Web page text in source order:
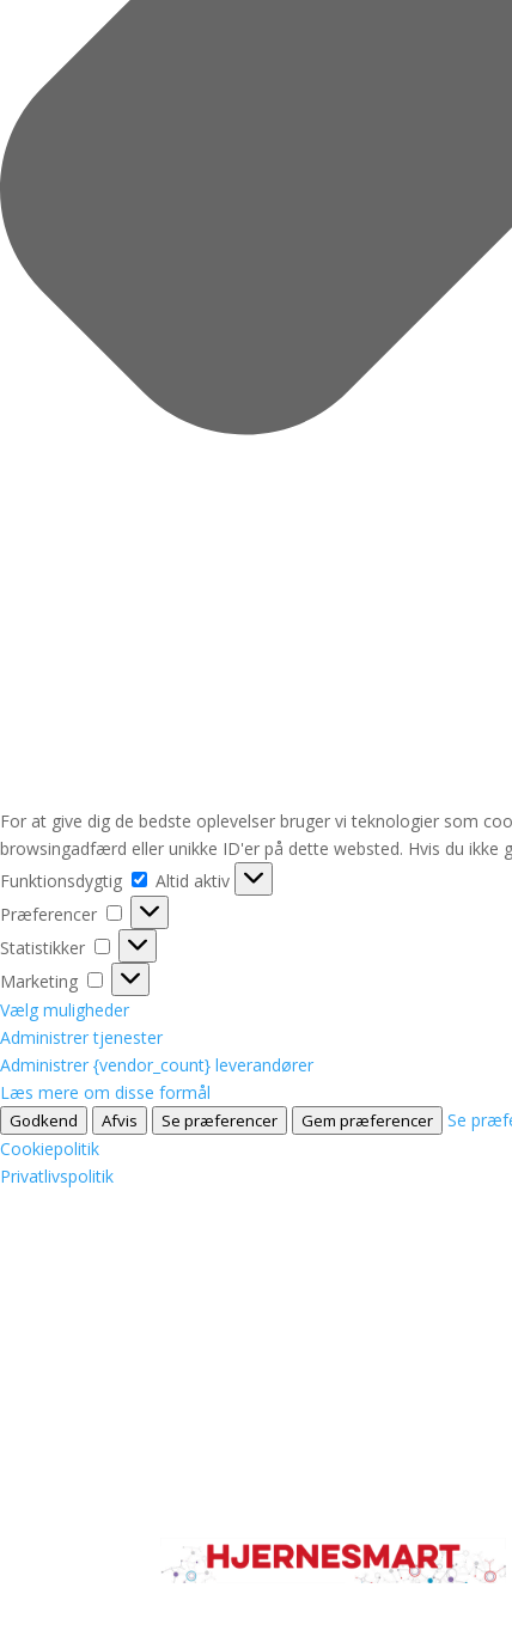
For at give dig de bedste oplevelser bruger vi teknologier som
browsingadfærd eller unikke ID'er på dette websted. Hvis du
Funktionsdygtig
Funktionsdygtig
Altid aktiv
Præferencer
Præferencer
Statistikker
Statistikker
Marketing
Marketing
Vælg muligheder
Administrer tjenester
Administrer {vendor_count} leverandører
Læs mere om disse formål
Godkend Afvis Se præferencer Gem præferencer
Se
Cookiepolitik
Privatlivspolitik